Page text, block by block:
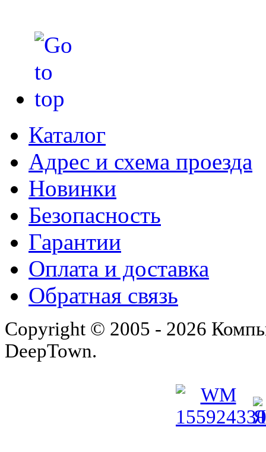
Каталог
Адрес и схема проезда
Новинки
Безопасность
Гарантии
Оплата и доставка
Обратная связь
Copyright © 2005 - 2026
DeepTown.